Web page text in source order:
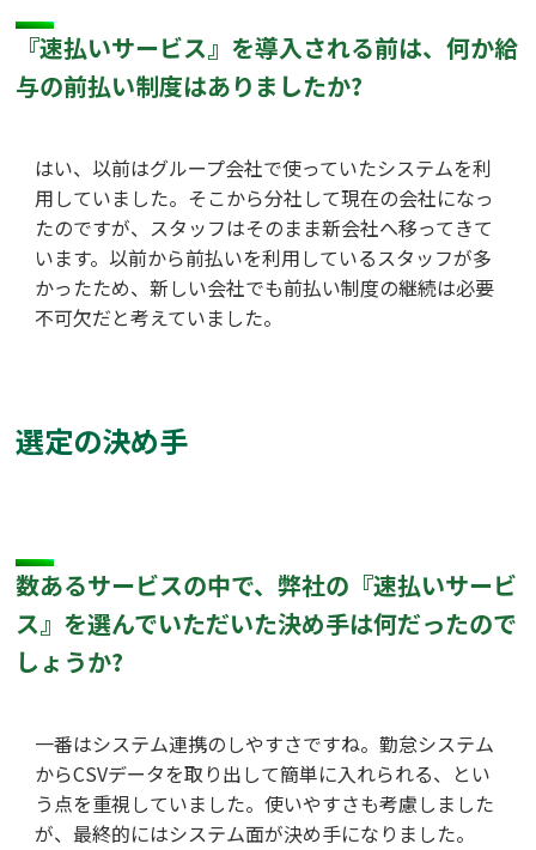
『速払いサービス』を導入される前は、何か給
与の前払い制度はありましたか?
はい、以前はグループ会社で使っていたシステムを利
用していました。そこから分社して現在の会社になっ
たのですが、スタッフはそのまま新会社へ移ってきて
います。以前から前払いを利用しているスタッフが多
かったため、新しい会社でも前払い制度の継続は必要
不可欠だと考えていました。
選定の決め手
数あるサービスの中で、弊社の『速払いサービ
ス』を選んでいただいた決め手は何だったので
しょうか?
一番はシステム連携のしやすさですね。勤怠システム
からCSVデータを取り出して簡単に入れられる、とい
う点を重視していました。使いやすさも考慮しました
が、最終的にはシステム面が決め手になりました。